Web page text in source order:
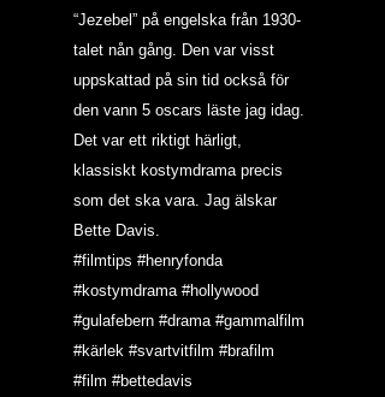
“Jezebel” på engelska från 1930-
talet nån gång. Den var visst
uppskattad på sin tid också för
den vann 5 oscars läste jag idag.
Det var ett riktigt härligt,
klassiskt kostymdrama precis
som det ska vara. Jag älskar
Bette Davis.
#filmtips #henryfonda
#kostymdrama #hollywood
#gulafebern #drama #gammalfilm
#kärlek #svartvitfilm #brafilm
#film #bettedavis